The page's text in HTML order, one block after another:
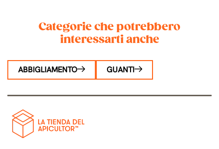
Categorie che potrebbero
interessarti anche
ABBIGLIAMENTO GUANTI